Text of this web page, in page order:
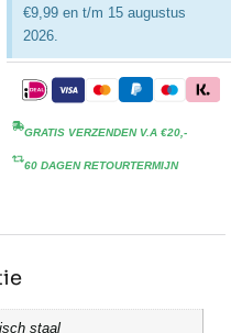
€9,99 en t/m 15 augustus
2026.
GRATIS VERZENDEN V.A €20,-
60 DAGEN RETOURTERMIJN
staal